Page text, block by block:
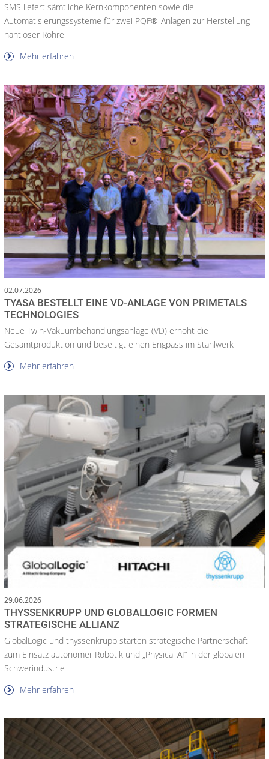
SMS liefert sämtliche Kernkomponenten sowie die
Automatisierungssysteme für zwei PQF®-Anlagen zur Herstellung
nahtloser Rohre
Mehr erfahren
02.07.2026
TYASA BESTELLT EINE VD-ANLAGE VON PRIMETALS
TECHNOLOGIES
Neue Twin-Vakuumbehandlungsanlage (VD) erhöht die
Gesamtproduktion und beseitigt einen Engpass im Stahlwerk
Mehr erfahren
29.06.2026
THYSSENKRUPP UND GLOBALLOGIC FORMEN
STRATEGISCHE ALLIANZ
GlobalLogic und thyssenkrupp starten strategische Partnerschaft
zum Einsatz autonomer Robotik und „Physical AI“ in der globalen
Schwerindustrie
Mehr erfahren